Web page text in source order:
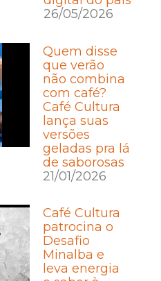
26/05/2026
Quem disse
que verão
não combina
com café?
Café Cultura
lança suas
versões
geladas pra lá
de saborosas
21/01/2026
Café Cultura
patrocina o
Desafio
Minalba e
leva energia